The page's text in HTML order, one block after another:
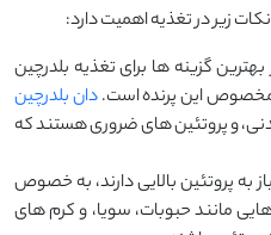
زیر در تغذیه اهمیت دارد:
گزینه ‌ها برای تغذیه بلدرچین‌
مخصوص این پرنده است.دان بلدرچین
و پروتئین ‌های ضروری هستند که
به پروتئین بالایی دارند، به خصوص
مانند حبوبات، سویا، و کرم ‌های